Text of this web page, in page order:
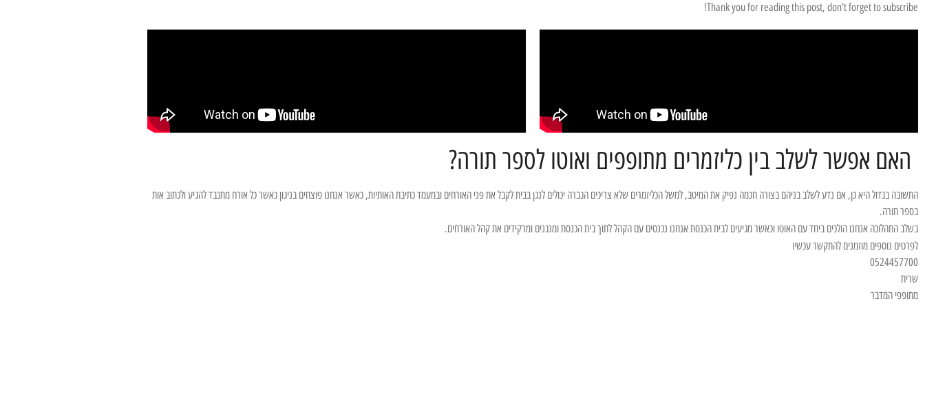
Thank you for reading this post, don't forget to subscribe!
האם אפשר לשלב בין כליזמרים מתופפים ואוטו לספר תורה?
התשובה בגדול היא כן, אם נדע לשלב בניהם בצורה חכמה נפיק את המיטב, למשל הכליזמרים שלא צריכים הגברה יכולים לנגן בבית לקבל את פני האורחים ובמעמד כתיבת האותיות, כאשר אנחנו פוצחים בניגון כאשר כל אורח מתכבד להגיע ולכתוב אות
בספר תורה.
בשלב התהלוכה אנחנו הולכים ביחד עם האוטו וכאשר מגיעים לבית הכנסת אנחנו נכנסים עם הקהל לתוך בית הכנסת ומנגנים ומרקידים את קהל האורחים.
לפרטים נוספים מוזמנים להתקשר עכשיו
0524457700
שרית
מתופפי המדבר